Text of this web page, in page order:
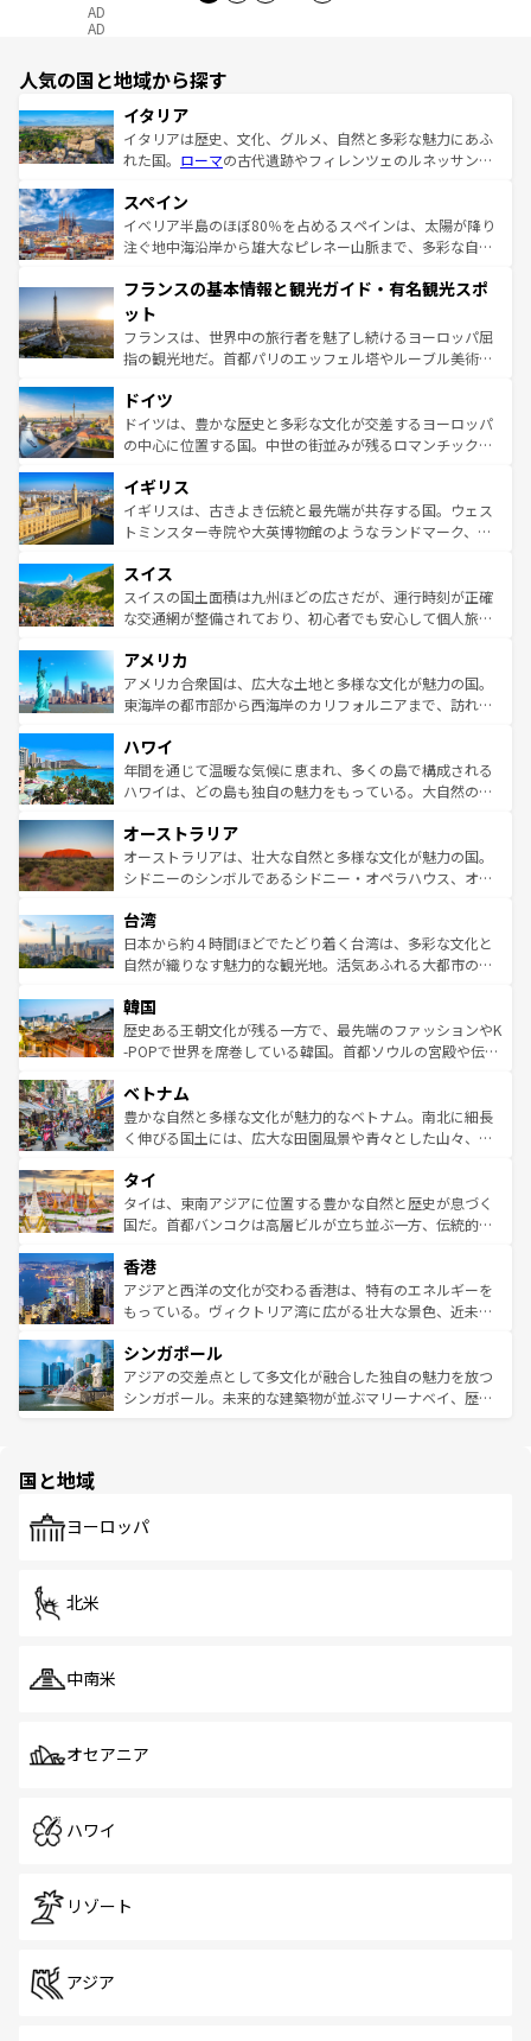
AD
AD
人気の国と地域から探す
イタリア
イタリアは歴史、文化、グルメ、自然と多彩な魅力にあふ
れた国。 ローマの古代遺跡やフィレンツェのルネッサンス
ろん、トスカーナの美しい田園風景やアマルフィ海岸の絶
景など、自然景観も見逃せない。観光の合間には、本場の
ピザやパスタなど、絶品のイタリア料理を堪能することも
ませてくれるイタリアで、忘れられない旅をしてみよう！
なお、新着のイタリア情報は
しい。
スペイン
イベリア半島のほぼ80％を占めるスペインは、太陽が降り
注ぐ地中海沿岸から雄大なピレネー山脈まで、多彩な自然
文化が根付くこの国では、情熱的なフラメンコ、熱気あふ
れる闘牛、そして美味しいタパスが生活の一部となってい
る。首都マドリードの洗練された雰囲気や、バルセロナの
アートに溢れた街角から、地方では古代ローマ遺跡や中世
せる。地方によって風土や気候が異なるスペインはその個
性で訪れる人を魅了する。 なお、新着のスペイン情報は コ
ンテンツ一覧を参照してほしい。
フランスの基本情報と観光ガイド・有名観光スポ
ット
フランスは、世界中の旅行者を魅了し続けるヨーロッパ屈
指の観光地だ。首都パリのエッフェル塔やルーブル美術館
で、幅広い魅力が詰まっている。華麗な宮殿、歴史的な大
聖堂、美しいビーチ、そして豊かな自然が、訪れる者を心
から魅了する。また、フランスは美食の国としても知ら
いる。シャンパンの発祥地であるランス、プロヴァンスの
香り高いラベンダー畑など、多彩な楽しみ方が可能だ。さ
らに、パリ以外の地域にも魅力が溢れており、どの街角に
れる地方に足を運ぶとそれぞれで全く異なる文化を体験で
きるだろう。 なお、新着のフランス情報はコンテンツ一覧
を参照してほしい。
ドイツ
ドイツは、豊かな歴史と多彩な文化が交差するヨーロッパ
の中心に位置する国。中世の街並みが残るロマンチック街
顔を持つこの国は、どこを歩いても飽きることがない。ベ
ルリンの文化的活気、バイエルン州のアルプスの絶景、そ
してライン川沿いのワイン畑といった風景は必見。ビール
は、お酒好きな人にはぜひ体験してほしい。 なお、新着の
ドイツ情報はコンテンツ一覧を参照してほしい。
イギリス
イギリスは、古きよき伝統と最先端が共存する国。ウェス
トミンスター寺院や大英博物館のようなランドマーク、歴
リアごとに異なる魅力がある。また、優雅なアフタヌーン
ティー、ビール好きにはたまらない英国パブ、サッカー観
戦など、本場だからこそできる体験も豊富。イギリスを旅
ンツ一覧を参照してほしい。
スイス
スイスの国土面積は九州ほどの広さだが、運行時刻が正確
な交通網が整備されており、初心者でも安心して個人旅行
の建物がそのまま残る町や、スイスならではのユニークな
博物館もあり、アルプス観光だけでなく町歩きも満喫する
ことができる。国民の所得が高いため物価も高いが、旅行
ば市内交通費無料で観光を楽しむこともできる。 なお、新
着のスイス情報はコンテンツ一覧 を参照してほしい。
アメリカ
アメリカ合衆国は、広大な土地と多様な文化が魅力の国。
東海岸の都市部から西海岸のカリフォルニアまで、訪れる
のような巨大都市は、観光、ショッピング、エンターテイ
ンメントが詰まった刺激的なスポットだ。一方、アメリカ
西部には大自然が広がり、グランドキャニオンやイエロー
部のニューオーリンズでは、音楽と美食が融合した独特の
文化が魅力。旅行者はアメリカの各地域で異なる魅力を楽
しみながら、その多様性と豊かな歴史を感じることができ
ならではの贅沢な旅のスタイルだ。 なお、新着のアメリカ
情報はコンテンツ一覧を参照してほしい。
ハワイ
年間を通じて温暖な気候に恵まれ、多くの島で構成される
ハワイは、どの島も独自の魅力をもっている。大自然の神
ワイ島は見逃せない。また、定番の観光地といえばオアフ
島だが、静かな自然を求めるならマウイ島やカウアイ島が
おすすめ。エメラルドグリーンに輝く海をはじめ、豊かな
れるおもてなしの心で訪れる人々を迎えてくれるハワイの
人々、おいしいローカルフードやハワイアンミュージッ
ク、伝統的なフラダンスなど、すべてがハワイの魅力を彩
ワイを、存分に味わってほしい。 なお、新着のハワイ情報
はコンテンツ一覧を参照してほしい。
オーストラリア
オーストラリアは、壮大な自然と多様な文化が魅力の国。
シドニーのシンボルであるシドニー・オペラハウス、オー
リアリーフや大陸中央部にそびえるウルル（エアーズロッ
ク）、タスマニアの美しい原生林やケアンズの熱帯雨林な
ど、見どころがたくさん。また、カフェやワイン、オージ
いる。アクティビティも充実しており、サーフィンやダイ
ビング、ハイキングなど、アウトドア好きにはたまらな
い。オーストラリアの多彩な魅力を存分に味わいつくそ
参照してほしい。
台湾
日本から約４時間ほどでたどり着く台湾は、多彩な文化と
自然が織りなす魅力的な観光地。活気あふれる大都市の台
ン）、静ひつな山岳地帯である台湾東部など、都市の喧騒
と山間の静けさが共存しており、訪れる人に新しい発見と
驚きをもたらしてくれる。また、奥深い台湾の食文化も魅
容にもいいと評判のスイーツなど、バラエティ豊かな料理
が味わえる。 なお、新着の台湾情報は コンテンツ一覧を参
照してほしい。
韓国
歴史ある王朝文化が残る一方で、最先端のファッションやK
-POPで世界を席巻している韓国。首都ソウルの宮殿や伝統
き、地方に足を延ばせば四季折々の自然美を楽しむことが
できる。そして、キムチや焼肉、絶品のストリートフード
まで、さまざまな韓国料理が待っている。夜には、韓国な
リティに包まれながら、韓国の多彩な魅力を心ゆくまで味
わってみてほしい。 なお、新着の韓国情報はコンテンツ一
覧を参照してほしい。
ベトナム
豊かな自然と多様な文化が魅力的なベトナム。南北に細長
く伸びる国土には、広大な田園風景や青々とした山々、世
急速な発展と共に伝統が息づく。ハノイの古い町並みやホ
ーチミン市のフランス統治時代の建物も、独特の雰囲気を
醸し出している。また、バラエティの豊かさとおいしさで
とつ。フォーやバインミー、ベトナムコーヒーなどは、ぜ
ひ現地で味わいたい。どの地域を訪れてもあたたかい人々
が旅行者を迎えてくれるので、きっと忘れられない旅にな
参照してほしい。
タイ
タイは、東南アジアに位置する豊かな自然と歴史が息づく
国だ。首都バンコクは高層ビルが立ち並ぶ一方、伝統的な
の活気が交差している。北部ではチェンマイなどの山岳地
帯で自然と触れ合い、南部ではプーケットやクラビの美し
いビーチでリゾート気分を楽しむことができる。タイ料理
激する。気候は一年中温暖で、どの季節にも異なる楽しみ
が待っている。親しみやすいタイの人々、仏教を中心とし
た文化、そして多様な観光資源が、訪れる旅人を魅了し続
香港
アジアと西洋の文化が交わる香港は、特有のエネルギーを
もっている。ヴィクトリア湾に広がる壮大な景色、近未来
み、どこを訪れても感動するはず。観光スポットが密集し
ており、効率よく見どころを回れるのも魅力。息をのむよ
うな絶景から文化的な体験まで、香港を存分に楽しみ尽く
シンガポール
アジアの交差点として多文化が融合した独自の魅力を放つ
シンガポール。未来的な建築物が並ぶマリーナベイ、歴史
で、ホーカーズは地元の風情を楽しめる外せないスポット
国と地域
ヨーロッパ
北米
中南米
オセアニア
ハワイ
リゾート
アジア